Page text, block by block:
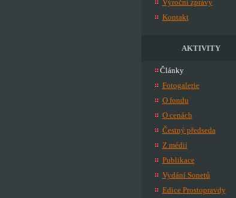
Výroční zprávy
Kontakt
AKTIVITY
Články
Fotogalerie
O fondu
O cenách
Čestný předseda
Z médií
Publikace
Vydání Sonetů
Edice Prostopravdy